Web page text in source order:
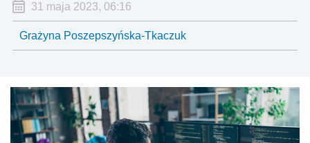
31 maja 2023, 06:16
Grażyna Poszepszyńska-Tkaczuk